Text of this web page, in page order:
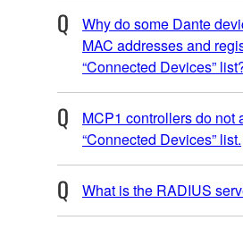
Why do some Dante
MAC addresses and
“Connected Devices”
MCP1 controllers do not
“Connected Devices” list.
What is the RADIUS